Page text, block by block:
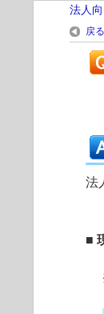
法人
戻る
法
■